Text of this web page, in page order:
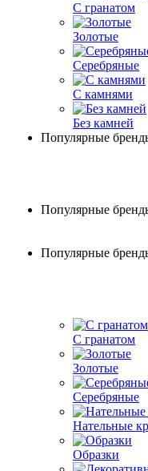
С гранатом
Золотые
Серебряные
С камнями
Без камней
Популярные
Популярные
Популярные
С гранатом
Золотые
Серебряные
Нательные
Образки